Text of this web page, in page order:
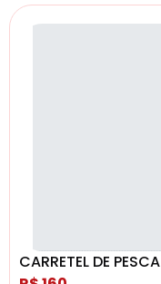
CARRETEL DE PESCA